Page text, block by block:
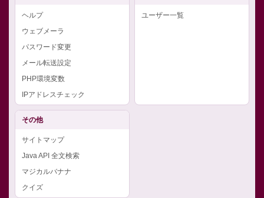
ヘルプ
ウェブメーラ
パスワード変更
メール転送設定
PHP環境変数
IPアドレスチェック
ユーザー一覧
その他
サイトマップ
Java API 全文検索
マジカルバナナ
クイズ